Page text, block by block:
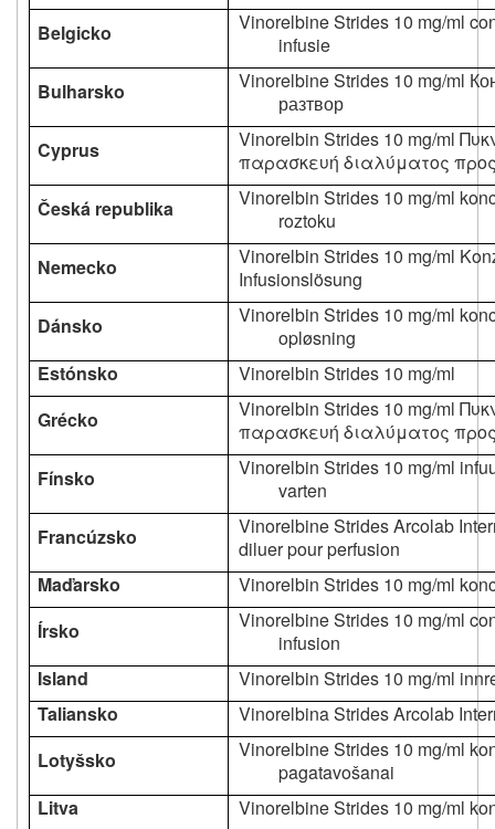
Belgicko
Vinorelbine Strides 10 mg/ml
infusie
Bulharsko
Vinorelbine Strides 10 mg/ml
разтвор
Cyprus
Vinorelbin Strides 10 mg/ml
παρασκευή διαλύματος
Česká republika
Vinorelbin Strides 10 mg/ml
roztoku
Nemecko
Vinorelbin Strides 10 mg/ml
Infusionslösung
Dánsko
Vinorelbin Strides 10 mg/ml
opløsning
Estónsko
Vinorelbin Strides 10 mg/ml
Grécko
Vinorelbin Strides 10 mg/ml
παρασκευή διαλύματος
Fínsko
Vinorelbin Strides 10 mg/ml
varten
Francúzsko
Vinorelbine Strides Arcolab
diluer pour perfusion
Maďarsko
Vinorelbin Strides 10 mg/ml
Írsko
Vinorelbine Strides 10 mg/ml
infusion
Island
Vinorelbin Strides 10 mg/ml
Taliansko
Vinorelbina Strides Arcolab
Lotyšsko
Vinorelbine Strides 10 mg/ml
pagatavošanai
Litva
Vinorelbine Strides 10 mg/ml